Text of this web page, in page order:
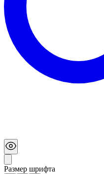
Размер шрифта